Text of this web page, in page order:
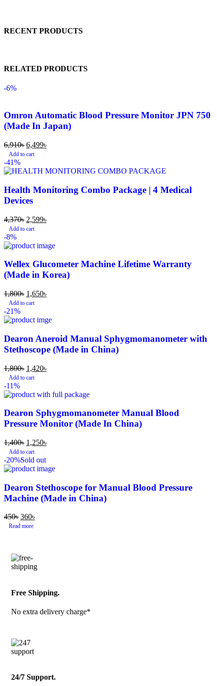
RECENT PRODUCTS
RELATED PRODUCTS
-6%
Omron Automatic Blood Pressure Monitor JPN 750
(Made In Japan)
6,910৳ 6,499৳
Add to cart
-41%
Health Monitoring Combo Package | 4 Medical
Devices
4,370৳ 2,599৳
Add to cart
-8%
Wellex Glucometer Machine Lifetime Warranty
(Made in Korea)
1,800৳ 1,650৳
Add to cart
-21%
Dearon Aneroid Manual Sphygmomanometer with
Stethoscope (Made in China)
1,800৳ 1,420৳
Add to cart
-11%
Dearon Sphygmomanometer Manual Blood
Pressure Monitor (Made In China)
1,400৳ 1,250৳
Add to cart
-20%Sold out
Dearon Stethoscope for Manual Blood Pressure
Machine (Made in China)
450৳ 360৳
Read more
Free Shipping.
No extra delivery charge*
24/7 Support.